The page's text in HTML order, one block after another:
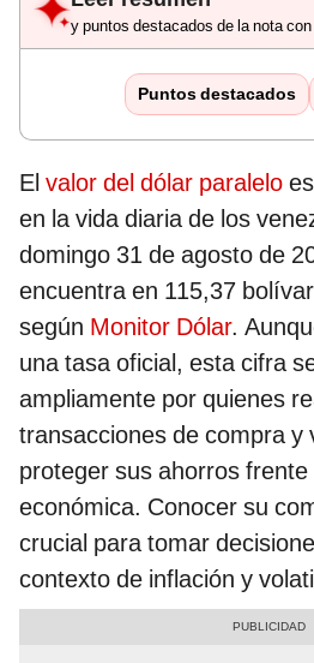
y puntos destacados de la nota
Puntos destacados
El valor del dólar paralelo
en la vida diaria de los
domingo 31 de agosto de
encuentra en 115,37
según Monitor Dólar.
una tasa oficial, esta cifra
ampliamente por quienes
transacciones de compra y
proteger sus ahorros
económica. Conocer su
crucial para tomar
contexto de inflación y